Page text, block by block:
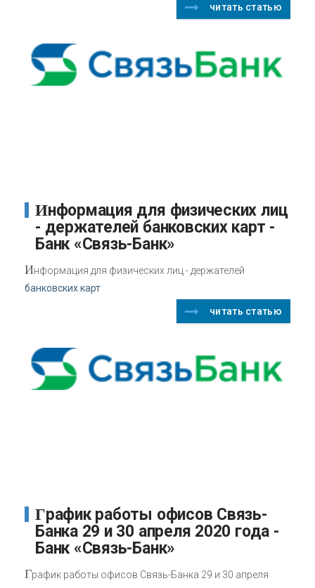
читать статью
Информация для физических лиц
- держателей банковских карт -
Банк «Связь-Банк»
Информация для физических лиц - держателей
банковских карт
читать статью
График работы офисов Связь-
Банка 29 и 30 апреля 2020 года -
Банк «Связь-Банк»
График работы офисов Связь-Банка 29 и 30 апреля